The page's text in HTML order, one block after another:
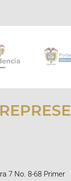
7 No. 8-68 Primer